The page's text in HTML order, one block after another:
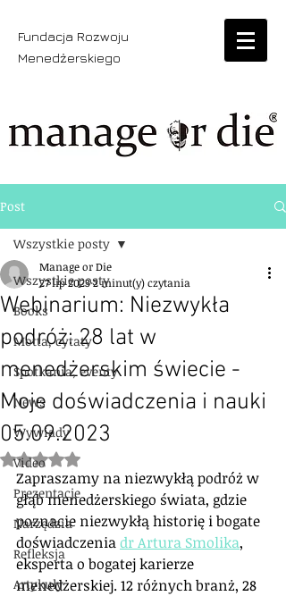
Fundacja Rozwoju
Menedżerskiego
Post
Wszystkie posty
Books
Motta, cytaty
Spotkania, eventy
News
Wywiady
Video
Prezentacje
Narzędzia
Refleksja
Artykuły
Wszystkie posty
Webinarium: Niezwykła
podróż: 28 lat w
menedżerskim świecie -
Moje doświadczenia i nauki
05.09.2023
Manage or Die
27 lip 20232 minut(y) czytania
Oceniono na NaN z 5 gwiazdek.
Zapraszamy na niezwykłą podróż w
głąb menedżerskiego świata, gdzie
poznacie niezwykłą historię i bogate
doświadczenia dr Artura Smolika,
eksperta o bogatej karierze
menedżerskiej. 12 różnych branż, 28